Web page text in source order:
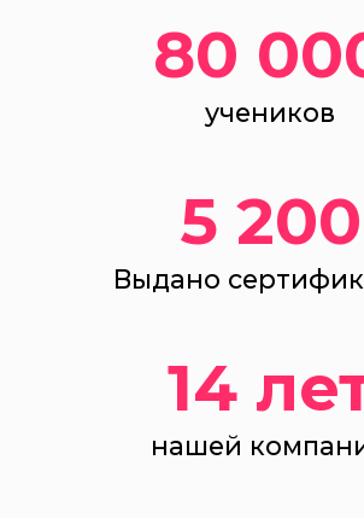
80
учеников
5 200
Выдано
14
нашей